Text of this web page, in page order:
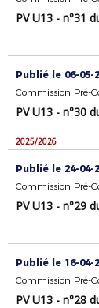
PV U13 - n°31
Publié le 06-05-
Commission Pré-
PV U13 - n°30
2025/2026
Publié le 24-04-
Commission Pré-
PV U13 - n°29
Publié le 16-04-
Commission Pré-
PV U13 - n°28